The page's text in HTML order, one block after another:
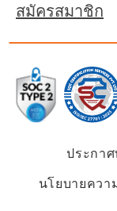
สมัครสมาชิก
ประกา
นโยบายควา